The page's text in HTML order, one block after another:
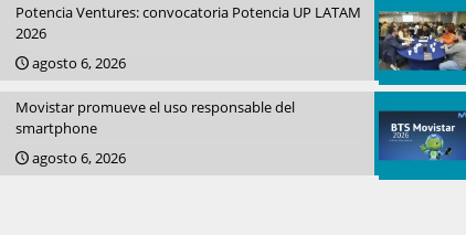
Potencia Ventures: convocatoria Potencia UP LATAM
2026
agosto 6, 2026
Movistar promueve el uso responsable del
smartphone
agosto 6, 2026